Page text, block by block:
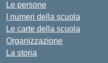
Le persone
I numeri della scuola
Le carte della scuola
Organizzazione
La storia